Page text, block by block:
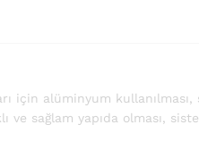
için alüminyum
ve sağlam yapıda olması,